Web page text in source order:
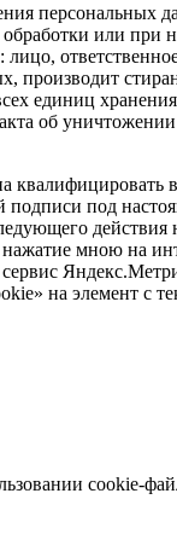
персональных
или при
производит
единиц
об
квалифицировать
подписи под
действия
мною на
на элемент с
cookie-